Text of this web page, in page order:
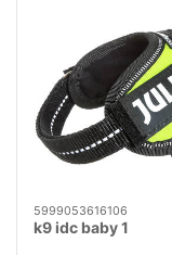
5999053616106
k9 idc baby 1